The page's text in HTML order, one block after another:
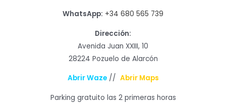
WhatsApp: +34 680 565 739
Dirección:
Avenida Juan XXIII, 10
28224 Pozuelo de Alarcón
Abrir Waze// Abrir Maps
Parking gratuito las 2 primeras horas